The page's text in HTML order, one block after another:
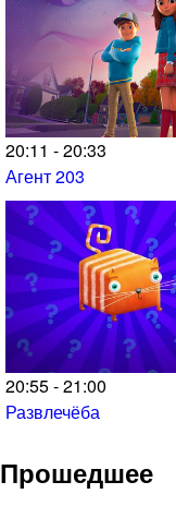
20:11 - 20:33
Агент 203
20:55 - 21:00
Развлечёба
Прошедшее